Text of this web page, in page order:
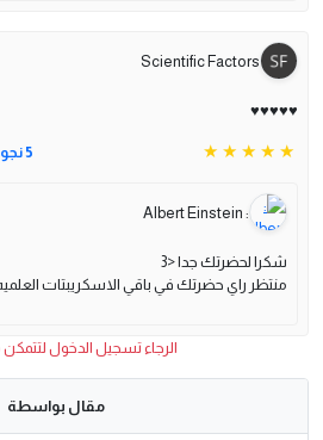
Scientific Factors
♥️♥️♥️♥️♥️
5 نجوم
: Albert Einstein
شكرا لحضرتك جدا <3
منتظر راي حضرتك في باقي الاسكريبتات
الرجاء تسجيل الدخول لتتمكن
مقال بواسطة